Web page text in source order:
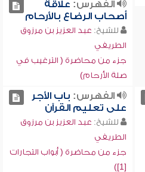
الفهرس: علاقة
أصحاب الرضاع بالأرحام
للشيخ: عبد العزيز بن مرزوق
الطريفي
جزء من محاضرة ( الترغيب في
صلة الأرحام)
الفهرس: باب الأجر
على تعليم القرآن
للشيخ: عبد العزيز بن مرزوق
الطريفي
جزء من محاضرة ( أبواب التجارات
[1])